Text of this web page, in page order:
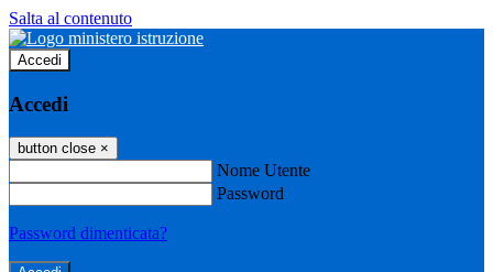
Salta al contenuto
Accedi
Accedi
button close ×
Nome Utente
Password
Password dimenticata?